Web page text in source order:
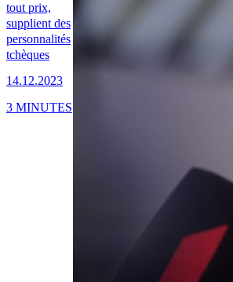
tout prix,
supplient des
personnalités
tchèques
14.12.2023
3 MINUTES